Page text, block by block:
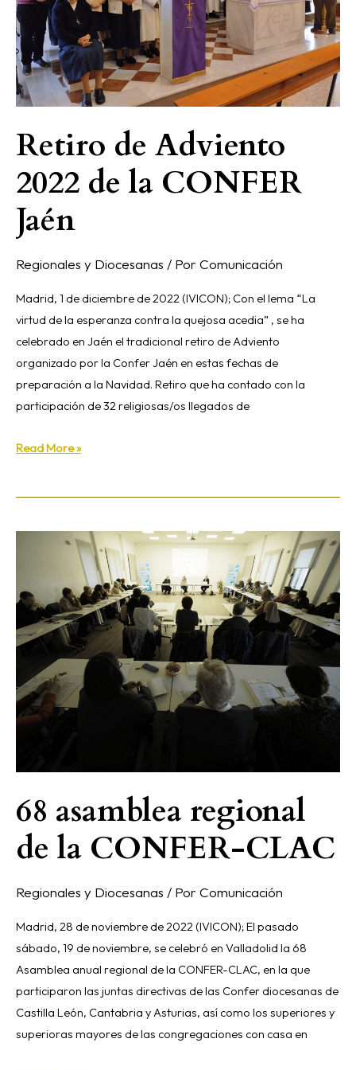
Retiro de Adviento
2022 de la CONFER
Jaén
Regionales y Diocesanas / Por Comunicación
Madrid, 1 de diciembre de 2022 (IVICON); Con el lema “La
virtud de la esperanza contra la quejosa acedia” , se ha
celebrado en Jaén el tradicional retiro de Adviento
organizado por la Confer Jaén en estas fechas de
preparación a la Navidad. Retiro que ha contado con la
participación de 32 religiosas/os llegados de
Jaén
Read More »
68 asamblea regional
de la CONFER-CLAC
Regionales y Diocesanas / Por Comunicación
Madrid, 28 de noviembre de 2022 (IVICON); El pasado
sábado, 19 de noviembre, se celebró en Valladolid la 68
Asamblea anual regional de la CONFER-CLAC, en la que
participaron las juntas directivas de las Confer diocesanas de
Castilla León, Cantabria y Asturias, así como los superiores y
superioras mayores de las congregaciones con casa en
de
la
CONFER-
CLAC